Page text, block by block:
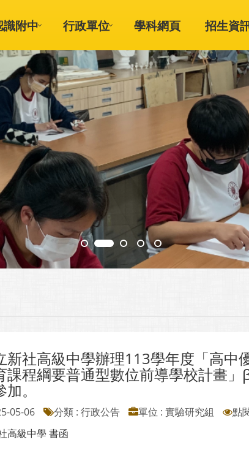
識附中 行政單位 學科網頁 招生資
新社高級中學辦理113學年度「高中
課程綱要普通型數位前導學校計畫
。
05-06 分類 : 行政公告 單位 : 實驗研究組
點
高級中學 書函